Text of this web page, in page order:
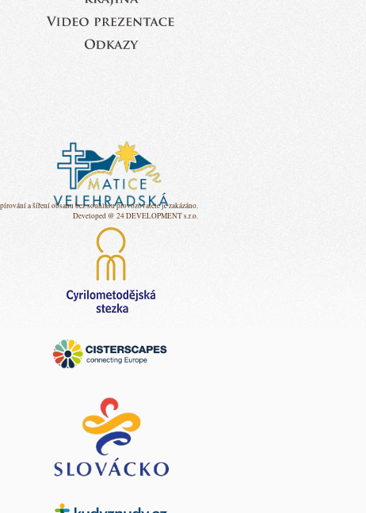
a šíření obsahu bez souhlasu provozovatele je zakázáno.
Developed @ 24 DEVELOPMENT s.r.o.